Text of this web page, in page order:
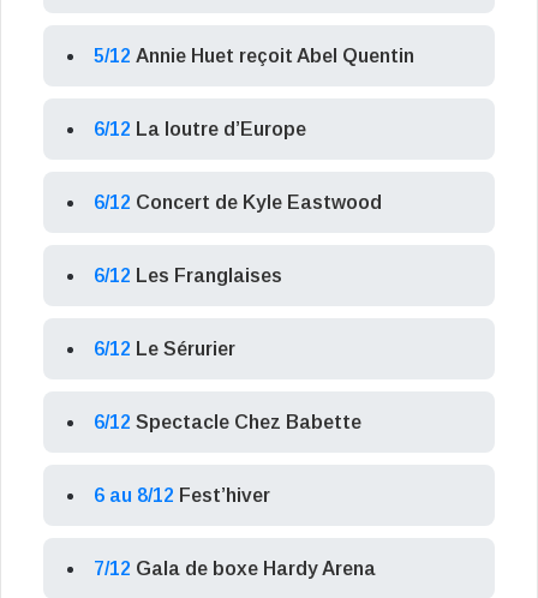
5/12 Annie Huet reçoit Abel Quentin
6/12 La loutre d’Europe
6/12 Concert de Kyle Eastwood
6/12 Les Franglaises
6/12 Le Sérurier
6/12 Spectacle Chez Babette
6 au 8/12 Fest’hiver
7/12 Gala de boxe Hardy Arena